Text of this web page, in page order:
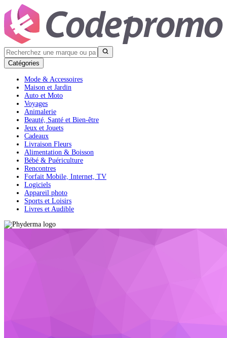
Catégories
Mode & Accessoires
Maison et Jardin
Auto et Moto
Voyages
Animalerie
Beauté, Santé et Bien-être
Jeux et Jouets
Cadeaux
Livraison Fleurs
Alimentation & Boisson
Bébé & Puériculture
Rencontres
Forfait Mobile, Internet, TV
Logiciels
Appareil photo
Sports et Loisirs
Livres et Audible